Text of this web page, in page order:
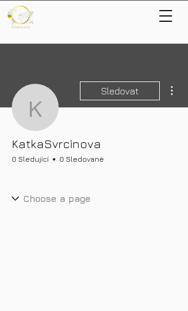
KatkaSvrcinova
Sledovat
KatkaSvrcinova
0 Sledující 0 Sledované